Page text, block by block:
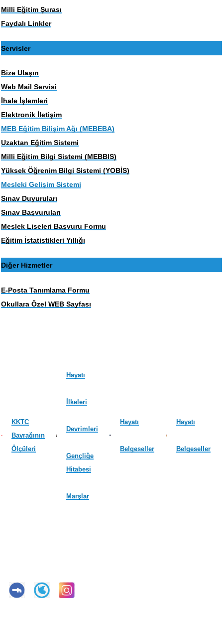
Milli Eğitim Şurası
Faydalı Linkler
Servisler
Bize Ulaşın
Web Mail Servisi
İhale İşlemleri
Elektronik İletişim
MEB Eğitim Bilişim Ağı (MEBEBA)
Uzaktan Eğitim Sistemi
Milli Eğitim Bilgi Sistemi (MEBBIS)
Yüksek Öğrenim Bilgi Sistemi (YOBİS)
Mesleki Gelişim Sistemi
Sınav Duyuruları
Sınav Başvuruları
Meslek Liseleri Başvuru Formu
Eğitim İstatistikleri Yıllığı
Diğer Hizmetler
E-Posta Tanımlama Formu
Okullara Özel WEB Sayfası
KKTC
Bayrağının
Ölçüleri
Hayatı
İlkeleri
Devrimleri
Gençliğe
Hitabesi
Marşlar
Hayatı
Belgeseller
Hayatı
Belgeseller